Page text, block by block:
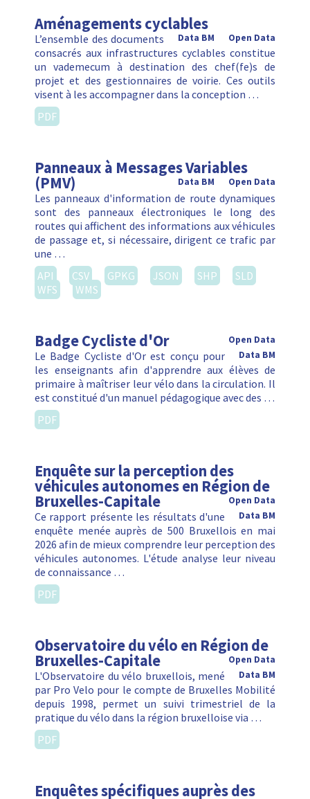
Aménagements cyclables
Open Data
Data BM
L’ensemble des documents
consacrés aux infrastructures cyclables constitue
un vademecum à destination des chef(fe)s de
projet et des gestionnaires de voirie. Ces outils
visent à les accompagner dans la conception …
PDF
Panneaux à Messages Variables
(PMV) Open Data
Data BM
Les panneaux d'information de route dynamiques
sont des panneaux électroniques le long des
routes qui affichent des informations aux véhicules
de passage et, si nécessaire, dirigent ce trafic par
une …
API
CSV GPKG JSON SHP
SLD
WFS
WMS
Badge Cycliste d'Or
Open Data
Data BM
Le Badge Cycliste d'Or est conçu pour
les enseignants afin d'apprendre aux élèves de
primaire à maîtriser leur vélo dans la circulation. Il
est constitué d'un manuel pédagogique avec des …
PDF
Enquête sur la perception des
véhicules autonomes en Région de
Bruxelles-Capitale
Open Data
Data BM
Ce rapport présente les résultats d'une
enquête menée auprès de 500 Bruxellois en mai
2026 afin de mieux comprendre leur perception des
véhicules autonomes. L'étude analyse leur niveau
de connaissance …
PDF
Observatoire du vélo en Région de
Bruxelles-Capitale
Open Data
Data BM
L'Observatoire du vélo bruxellois, mené
par Pro Velo pour le compte de Bruxelles Mobilité
depuis 1998, permet un suivi trimestriel de la
pratique du vélo dans la région bruxelloise via …
PDF
Enquêtes spécifiques auprès des